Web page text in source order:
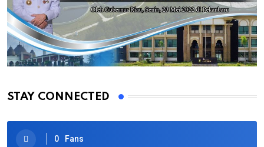
STAY CONNECTED
0 Fans